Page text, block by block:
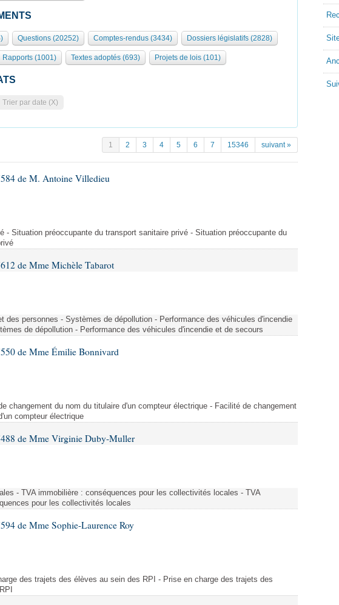
Questions (20252) Comptes-rendus (3434) Dossiers législatifs (2828)
Rapports (1001) Textes adoptés (693) Projets de lois (101)
Trier par date (X)
1 2 3 4 5 6 7 15346 suivant »
de M. Antoine Villedieu
- Situation préoccupante du transport sanitaire privé - Situation préoccupante du
de Mme Michèle Tabarot
des personnes - Systèmes de dépollution - Performance des véhicules d'incendie
de dépollution - Performance des véhicules d'incendie et de secours
de Mme Émilie Bonnivard
changement du nom du titulaire d'un compteur électrique - Facilité de changement
compteur électrique
de Mme Virginie Duby-Muller
- TVA immobilière : conséquences pour les collectivités locales - TVA
pour les collectivités locales
de Mme Sophie-Laurence Roy
des trajets des élèves au sein des RPI - Prise en charge des trajets des